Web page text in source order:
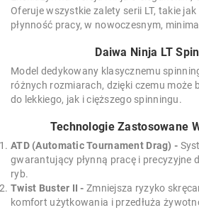
Oferuje wszystkie zalety serii LT, takie
płynność pracy, w nowoczesnym,
Daiwa Ninja LT
Model dedykowany klasycznemu
różnych rozmiarach, dzięki czemu może
do lekkiego, jak i cięższego spinningu.
Technologie Zastosowane
ATD (Automatic Tournament Drag) -
gwarantujący płynną pracę i precyzyjne
ryb.
Twist Buster II -Zmniejsza ryzyko
komfort użytkowania i przedłuża